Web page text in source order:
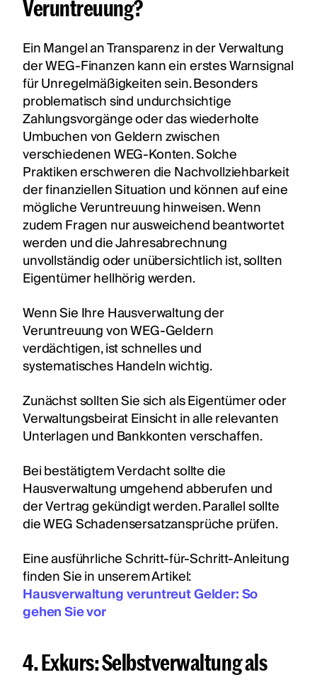
Veruntreuung?
Ein Mangel an Transparenz in der Verwaltung
der WEG-Finanzen kann ein erstes Warnsignal
für Unregelmäßigkeiten sein. Besonders
problematisch sind undurchsichtige
Zahlungsvorgänge oder das wiederholte
Umbuchen von Geldern zwischen
verschiedenen WEG-Konten. Solche
Praktiken erschweren die Nachvollziehbarkeit
der finanziellen Situation und können auf eine
mögliche Veruntreuung hinweisen. Wenn
zudem Fragen nur ausweichend beantwortet
werden und die Jahresabrechnung
unvollständig oder unübersichtlich ist, sollten
Eigentümer hellhörig werden.
Wenn Sie Ihre Hausverwaltung der
Veruntreuung von WEG-Geldern
verdächtigen, ist schnelles und
systematisches Handeln wichtig.
Zunächst sollten Sie sich als Eigentümer oder
Verwaltungsbeirat Einsicht in alle relevanten
Unterlagen und Bankkonten verschaffen.
Bei bestätigtem Verdacht sollte die
Hausverwaltung umgehend abberufen und
der Vertrag gekündigt werden. Parallel sollte
die WEG Schadensersatzansprüche prüfen.
Eine ausführliche Schritt-für-Schritt-Anleitung
finden Sie in unserem Artikel:
Hausverwaltung veruntreut Gelder: So
gehen Sie vor
4. Exkurs: Selbstverwaltung als